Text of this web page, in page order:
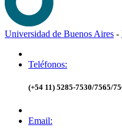
Universidad de Buenos Aires -
Teléfonos:
(+54 11) 5285-7530/7565/
Email: